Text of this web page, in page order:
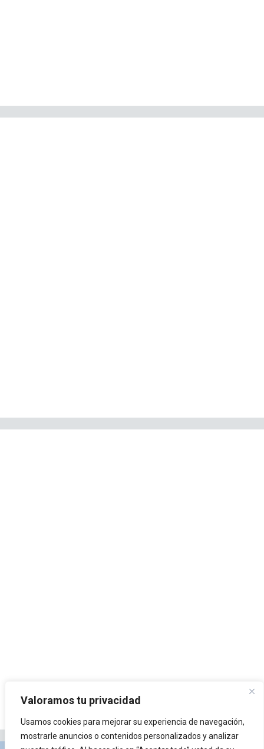
Valoramos tu privacidad
Usamos cookies para mejorar su experiencia de navegación,
mostrarle anuncios o contenidos personalizados y analizar